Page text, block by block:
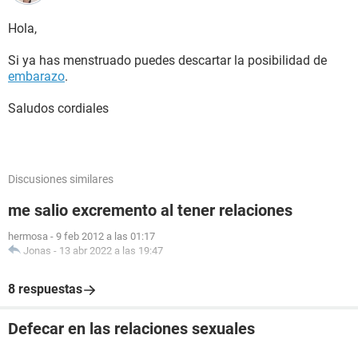
Hola,
Si ya has menstruado puedes descartar la posibilidad de
embarazo.
Saludos cordiales
Discusiones similares
me salio excremento al tener relaciones
hermosa - 9 feb 2012 a las 01:17
Jonas - 13 abr 2022 a las 19:47
8 respuestas
Defecar en las relaciones sexuales